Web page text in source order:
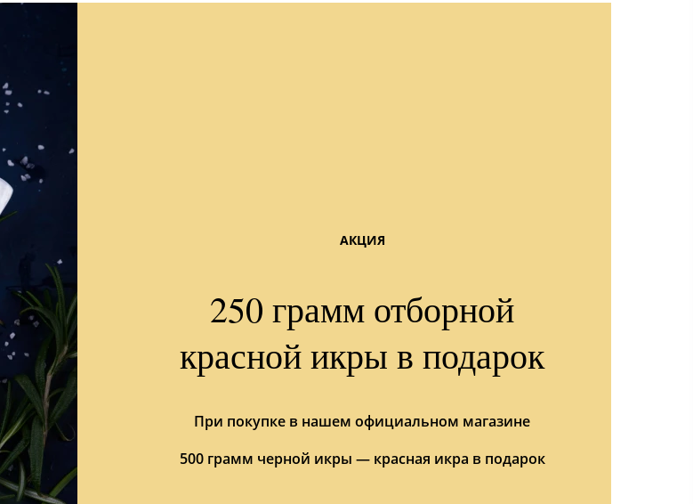
АКЦИЯ
250 грамм отборной
красной икры в подарок
При покупке в нашем официальном магазине
500 грамм черной икры — красная икра в подарок